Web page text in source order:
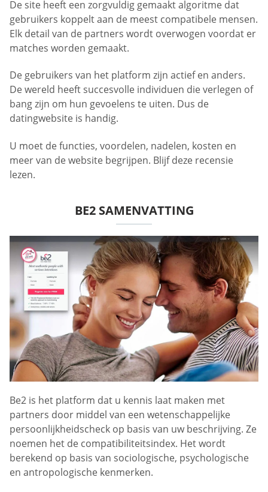
De site heeft een zorgvuldig gemaakt algoritme dat
gebruikers koppelt aan de meest compatibele mensen.
Elk detail van de partners wordt overwogen voordat er
matches worden gemaakt.
De gebruikers van het platform zijn actief en anders.
De wereld heeft succesvolle individuen die verlegen of
bang zijn om hun gevoelens te uiten. Dus de
datingwebsite is handig.
U moet de functies, voordelen, nadelen, kosten en
meer van de website begrijpen. Blijf deze recensie
lezen.
BE2 SAMENVATTING
Be2 is het platform dat u kennis laat maken met
partners door middel van een wetenschappelijke
persoonlijkheidscheck op basis van uw beschrijving. Ze
noemen het de compatibiliteitsindex. Het wordt
berekend op basis van sociologische, psychologische
en antropologische kenmerken.